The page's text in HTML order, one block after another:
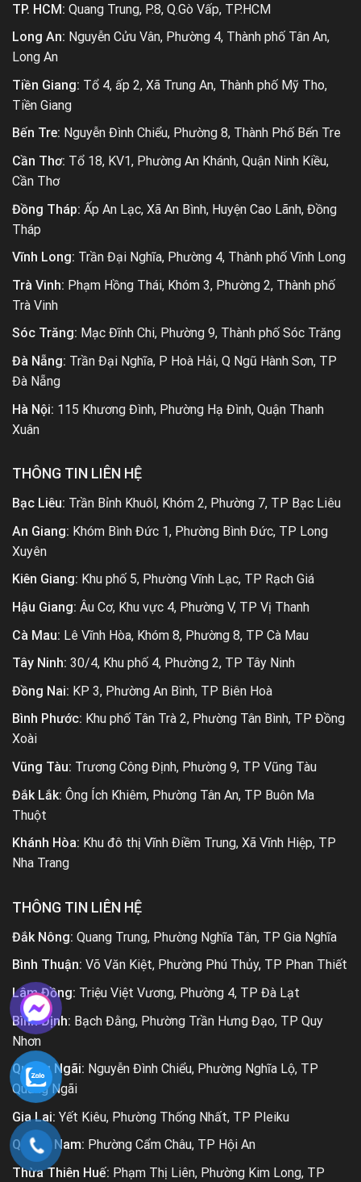
TP. HCM: Quang Trung, P.8, Q.Gò Vấp, TP.HCM
Long An: Nguyễn Cửu Vân, Phường 4, Thành phố Tân An,
Long An
Tiền Giang: Tổ 4, ấp 2, Xã Trung An, Thành phố Mỹ Tho,
Tiền Giang
Bến Tre: Nguyễn Đình Chiểu, Phường 8, Thành Phố Bến Tre
Cần Thơ: Tổ 18, KV1, Phường An Khánh, Quận Ninh Kiều,
Cần Thơ
Đồng Tháp: Ấp An Lạc, Xã An Bình, Huyện Cao Lãnh, Đồng
Tháp
Vĩnh Long: Trần Đại Nghĩa, Phường 4, Thành phố Vĩnh Long
Trà Vinh: Phạm Hồng Thái, Khóm 3, Phường 2, Thành phố
Trà Vinh
Sóc Trăng: Mạc Đĩnh Chi, Phường 9, Thành phố Sóc Trăng
Đà Nẵng: Trần Đại Nghĩa, P Hoà Hải, Q Ngũ Hành Sơn, TP
Đà Nẵng
Hà Nội: 115 Khương Đình, Phường Hạ Đình, Quận Thanh
Xuân
THÔNG TIN LIÊN HỆ
Bạc Liêu: Trần Bỉnh Khuôl, Khóm 2, Phường 7, TP Bạc Liêu
An Giang: Khóm Bình Đức 1, Phường Bình Đức, TP Long
Xuyên
Kiên Giang: Khu phố 5, Phường Vĩnh Lạc, TP Rạch Giá
Hậu Giang: Âu Cơ, Khu vực 4, Phường V, TP Vị Thanh
Cà Mau: Lê Vĩnh Hòa, Khóm 8, Phường 8, TP Cà Mau
Tây Ninh: 30/4, Khu phố 4, Phường 2, TP Tây Ninh
Đồng Nai: KP 3, Phường An Bình, TP Biên Hoà
Bình Phước: Khu phố Tân Trà 2, Phường Tân Bình, TP Đồng
Xoài
Vũng Tàu: Trương Công Định, Phường 9, TP Vũng Tàu
Đắk Lắk: Ông Ích Khiêm, Phường Tân An, TP Buôn Ma
Thuột
Khánh Hòa: Khu đô thị Vĩnh Điềm Trung, Xã Vĩnh Hiệp, TP
Nha Trang
THÔNG TIN LIÊN HỆ
Đắk Nông: Quang Trung, Phường Nghĩa Tân, TP Gia Nghĩa
Bình Thuận: Võ Văn Kiệt, Phường Phú Thủy, TP Phan Thiết
Lâm Đồng: Triệu Việt Vương, Phường 4, TP Đà Lạt
Bình Định: Bạch Đằng, Phường Trần Hưng Đạo, TP Quy
Nhơn
Quảng Ngãi: Nguyễn Đình Chiểu, Phường Nghĩa Lộ, TP
Quảng Ngãi
Gia Lai: Yết Kiêu, Phường Thống Nhất, TP Pleiku
Quảng Nam: Phường Cẩm Châu, TP Hội An
Thừa Thiên Huế: Phạm Thị Liên, Phường Kim Long, TP